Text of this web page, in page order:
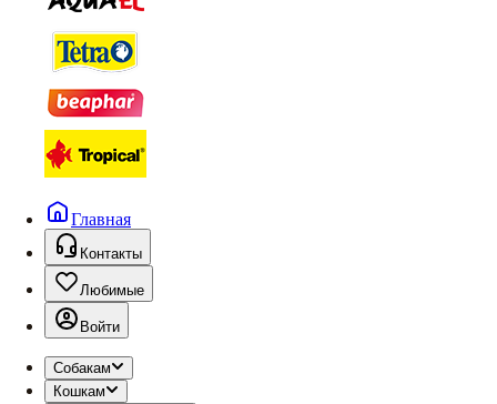
Главная
Контакты
Любимые
Войти
Собакам
Кошкам